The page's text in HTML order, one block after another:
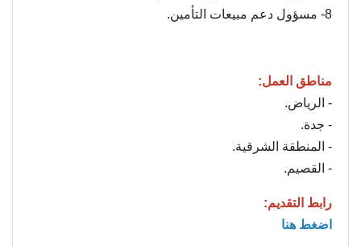
8- مسؤول دعم مبيعات التأمين.
مناطق العمل:
- الرياض.
- جدة.
- المنطقة الشرقية.
- القصيم.
رابط التقديم:
اضغط هنا